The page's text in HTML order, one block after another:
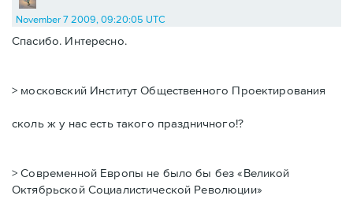
November 7 2009, 09:20:05 UTC
Спасибо. Интересно.
> московский Институт Общественного Проектирования
сколь ж у нас есть такого праздничного!?
> Современной Европы не было бы без «Великой
Октябрьской Социалистической Революции»